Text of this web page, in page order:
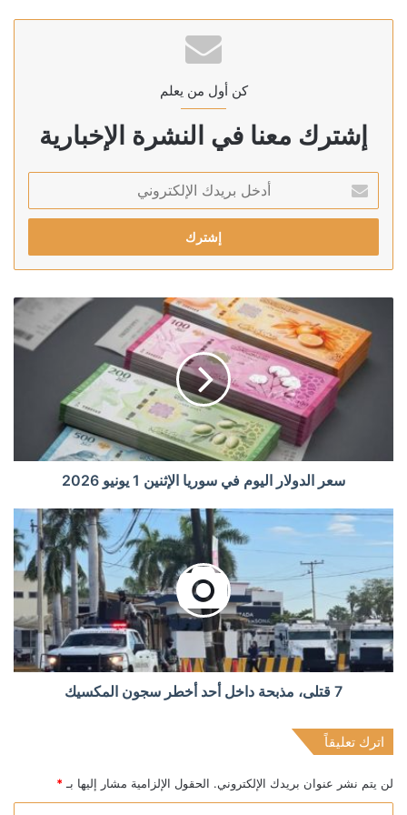
كن أول من يعلم
إشترك معنا في النشرة الإخبارية
بريدك
الإلكتروني
سعر الدولار اليوم في سوريا الإثنين 1 يونيو 2026
7 قتلى، مذبحة داخل أحد أخطر سجون المكسيك
اترك تعليقاً
لن يتم نشر عنوان بريدك الإلكتروني. الحقول الإلزامية مشار إليها بـ *